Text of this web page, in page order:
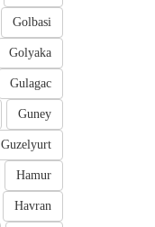
Golbasi
Golyaka
Gulagac
Guney
Guzelyurt
Hamur
Havran